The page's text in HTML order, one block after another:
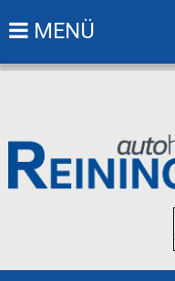
MENÜ